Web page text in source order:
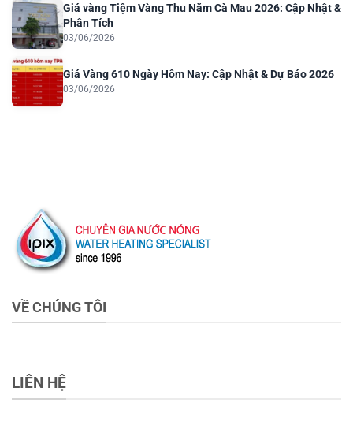
Giá vàng Tiệm Vàng Thu Năm Cà Mau 2026: Cập Nhật &
Phân Tích
03/06/2026
Giá Vàng 610 Ngày Hôm Nay: Cập Nhật & Dự Báo 2026
03/06/2026
VỀ CHÚNG TÔI
LIÊN HỆ